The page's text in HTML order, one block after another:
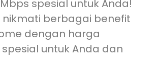
spesial untuk Anda!
nikmati berbagai benefit
dengan harga
untuk Anda dan